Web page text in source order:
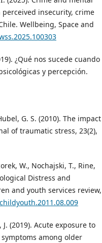
insecurity, crime
Wellbeing, Space and
¿Qué nos sucede cuando
y percepción.
G. S. (2010). The impact
of traumatic stress, 23(2),
W., Nochajski, T., Rine,
Distress and
and youth services review,
(2019). Acute exposure to
among older